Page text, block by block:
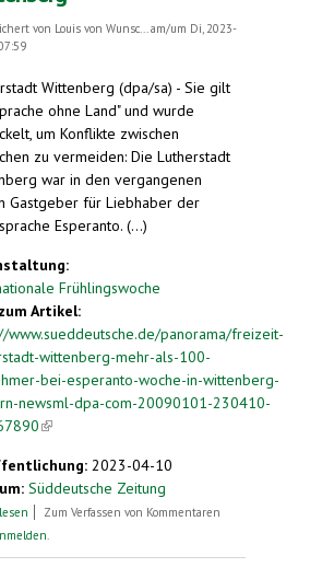
von Louis von Wunsc...am/um Di, 2023-
Wittenberg (dpa/sa) - Sie gilt
ohne Land" und wurde
um Konflikte zwischen
zu vermeiden: Die Lutherstadt
war in den vergangenen
Gastgeber für Liebhaber der
Esperanto. (...)
Frühlingswoche
Artikel:
www.sueddeutsche.de/panorama/freizeit-
wittenberg-mehr-als-100-
bei-esperanto-woche-in-wittenberg-
newsml-dpa-com-20090101-230410-
(link is external)
2023-04-10
Süddeutsche Zeitung
über Mehr als 100 Teilnehmer bei
Zum Verfassen von Kommentaren
.